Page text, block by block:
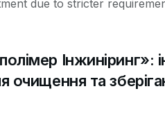
due to stricter
Інжиніринг»:
очищення та